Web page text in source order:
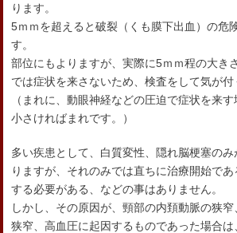
ります。
5ｍｍを超えると破裂（くも膜下出血）の危
す。
部位にもよりますが、実際に5ｍｍ程の大き
では症状を来さないため、検査をして気が付
（まれに、動眼神経などの圧迫で症状を来す
小さければまれです。）
多い疾患として、白質変性、隠れ脳梗塞の
りますが、それのみでは直ちに治療開始で
する必要がある、などの事はありません。
しかし、その原因が、頸部の内頚動脈の狭
狭窄、高血圧に起因するものであった場合